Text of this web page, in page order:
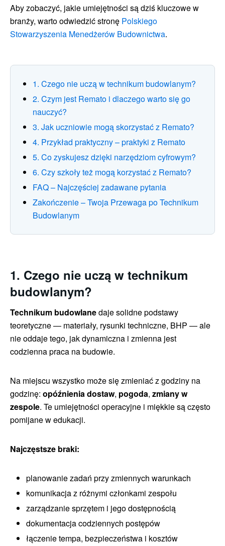
Aby zobaczyć, jakie umiejętności są dziś kluczowe w
branży, warto odwiedzić stronę Polskiego
Stowarzyszenia Menedżerów Budownictwa.
1. Czego nie uczą w technikum budowlanym?
2. Czym jest Remato i dlaczego warto się go
nauczyć?
3. Jak uczniowie mogą skorzystać z Remato?
4. Przykład praktyczny – praktyki z Remato
5. Co zyskujesz dzięki narzędziom cyfrowym?
6. Czy szkoły też mogą korzystać z Remato?
FAQ – Najczęściej zadawane pytania
Zakończenie – Twoja Przewaga po Technikum
Budowlanym
1. Czego nie uczą w technikum
budowlanym?
Technikum budowlanedaje solidne podstawy
teoretyczne — materiały, rysunki techniczne, BHP — ale
nie oddaje tego, jak dynamiczna i zmienna jest
codzienna praca na budowie.
Na miejscu wszystko może się zmieniać z godziny na
godzinę: opóźnienia dostaw, pogoda, zmiany w
zespole. Te umiejętności operacyjne i miękkie są często
pomijane w edukacji.
Najczęstsze braki:
planowanie zadań przy zmiennych warunkach
komunikacja z różnymi członkami zespołu
zarządzanie sprzętem i jego dostępnością
dokumentacja codziennych postępów
łączenie tempa, bezpieczeństwa i kosztów